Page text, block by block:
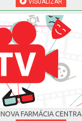
VISUALIZAR
NOVA FARMÁCIA CENTRA